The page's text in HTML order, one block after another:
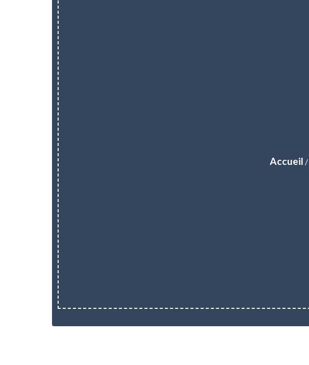
Accueil /